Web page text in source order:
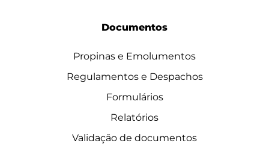
Documentos
Propinas e Emolumentos
Regulamentos e Despachos
Formulários
Relatórios
Validação de documentos